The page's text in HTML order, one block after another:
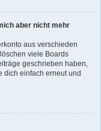
aber nicht mehr
aus verschieden
viele Boards
geschrieben haben,
dich einfach erneut und